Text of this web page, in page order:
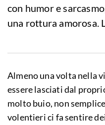
con humor e
una rottura amorosa.
Almeno una volta nella
essere lasciati dal
molto buio, non
volentieri ci fa sentire